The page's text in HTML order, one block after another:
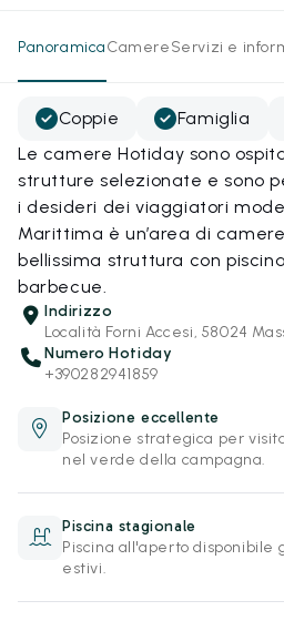
PanoramicaCamereServizi e
Coppie Famiglia
Le camere Hotiday sono
strutture selezionate e sono
i desideri dei viaggiatori
Marittima è un’area di
bellissima struttura con
barbecue.
Indirizzo
Località Forni Accesi, 58024
Numero Hotiday
+390282941859
Posizione eccellente
Posizione strategica per
nel verde della campagna.
Piscina stagionale
Piscina all'aperto
estivi.